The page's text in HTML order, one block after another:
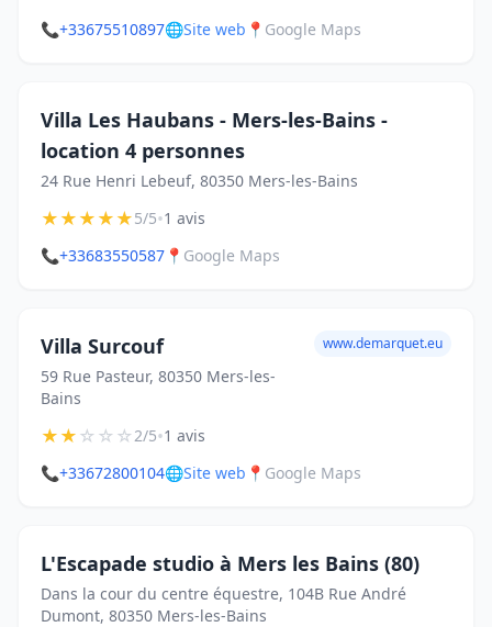
📞+33675510897🌐Site web 📍 Google Maps
Villa Les Haubans - Mers-les-Bains -
location 4 personnes
24 Rue Henri Lebeuf, 80350 Mers-les-Bains
★★★★★5/5•1 avis
📞+33683550587 📍 Google Maps
Villa Surcouf
59 Rue Pasteur, 80350 Mers-les-
Bains
www.demarquet.eu
★★☆☆☆2/5•1 avis
📞+33672800104🌐Site web 📍 Google Maps
L'Escapade studio à Mers les Bains (80)
Dans la cour du centre équestre, 104B Rue André
Dumont, 80350 Mers-les-Bains